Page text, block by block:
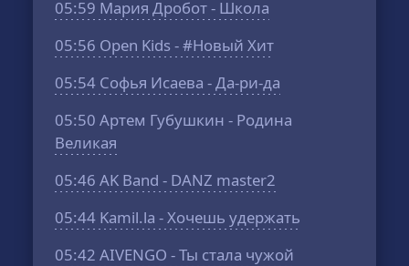
05:59 Мария Дробот - Школа
05:56 Open Kids - #Новый Хит
05:54 Софья Исаева - Да-ри-да
05:50 Артем Губушкин - Родина
Великая
05:46 AK Band - DANZ master2
05:44 Kamil.la - Хочешь удержать
05:42 AIVENGO - Ты стала чужой